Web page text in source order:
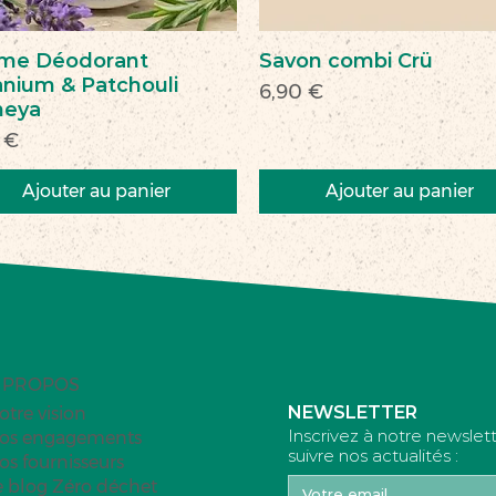
Déodorant
& Patchouli
€
Ajouter au panier
Savon combi Crü
Prix
6,90 €
Ajouter au panier
Nouveau
Nouveau
vision
engagements
fournisseurs
blog Zéro déchet
NEWSLETTER
Inscrivez à notre
suivre nos actualités :